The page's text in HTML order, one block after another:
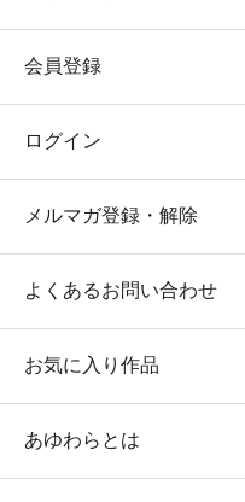
会員登録
ログイン
メルマガ登録・解除
よくあるお問い合わせ
お気に入り作品
あゆわらとは